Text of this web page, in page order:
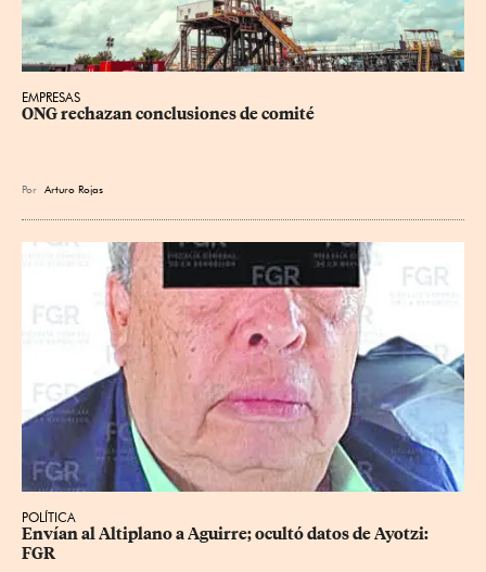
EMPRESAS
ONG rechazan conclusiones de comité
Por Arturo Rojas
POLÍTICA
Envían al Altiplano a Aguirre; ocultó datos de Ayotzi:
FGR